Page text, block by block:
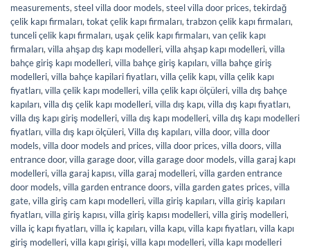
measurements, steel villa door models, steel villa door prices, tekirdağ
çelik kapı firmaları, tokat çelik kapı firmaları, trabzon çelik kapı firmaları,
tunceli çelik kapı firmaları, uşak çelik kapı firmaları, van çelik kapı
firmaları, villa ahşap dış kapı modelleri, villa ahşap kapı modelleri, villa
bahçe giriş kapı modelleri, villa bahçe giriş kapıları, villa bahçe giriş
modelleri, villa bahçe kapilari fiyatları, villa çelik kapı, villa çelik kapı
fiyatları, villa çelik kapı modelleri, villa çelik kapı ölçüleri, villa dış bahçe
kapıları, villa dış çelik kapı modelleri, villa dış kapı, villa dış kapı fiyatları,
villa dış kapı giriş modelleri, villa dış kapı modelleri, villa dış kapı modelleri
fiyatları, villa dış kapı ölçüleri, Villa dış kapıları, villa door, villa door
models, villa door models and prices, villa door prices, villa doors, villa
entrance door, villa garage door, villa garage door models, villa garaj kapı
modelleri, villa garaj kapısı, villa garaj modelleri, villa garden entrance
door models, villa garden entrance doors, villa garden gates prices, villa
gate, villa giriş cam kapı modelleri, villa giriş kapıları, villa giriş kapıları
fiyatları, villa giriş kapısı, villa giriş kapısı modelleri, villa giriş modelleri,
villa iç kapı fiyatları, villa iç kapıları, villa kapı, villa kapı fiyatları, villa kapı
giriş modelleri, villa kapı girişi, villa kapı modelleri, villa kapı modelleri